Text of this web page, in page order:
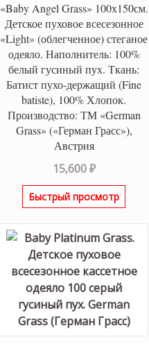
«Baby Angel Grass» 100х150см.
Детское пуховое всесезонное
«Light» (облегченное) стеганое
одеяло. Наполнитель: 100%
белый гусиный пух. Ткань:
Батист пухо-держащий (Fine
batiste), 100% Хлопок.
Производство: ТМ «German
Grass» («Герман Грасс»),
Австрия
15,600₽
Быстрый просмотр